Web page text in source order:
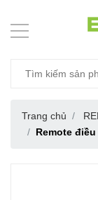
Trang chủ
Remote